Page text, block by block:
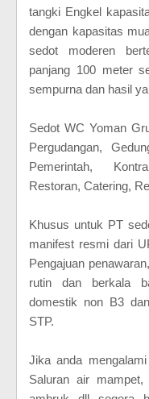
tangki Engkel
dengan kapasitas
sedot moderen
panjang 100 meter
sempurna dan hasil
Sedot WC Yoman
Pergudangan,
Pemerintah,
Restoran, Catering,
Khusus untuk PT
manifest resmi dari
Pengajuan
rutin dan berkala
domestik non B3
STP.
Jika anda
Saluran air